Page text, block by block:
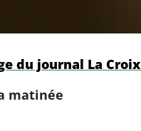
du journal La Croix
matinée